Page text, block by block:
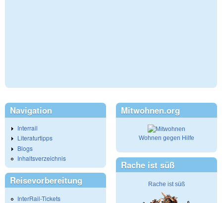
Navigation
Interrail
Literaturtipps
Blogs
Inhaltsverzeichnis
Reisevorbereitung
InterRail-Tickets
Mitwohnen.org
Wohnen gegen Hilfe
Rache ist süß
Rache ist süß